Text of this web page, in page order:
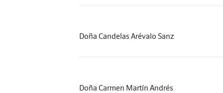
Doña Candelas Arévalo Sanz
Doña Carmen Martín Andrés